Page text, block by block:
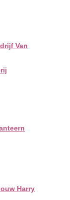
Van
Harry